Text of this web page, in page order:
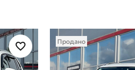
Продано